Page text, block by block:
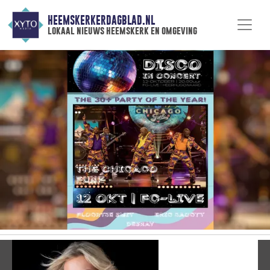
HEEMSKERKERDAGBLAD.NL
lokaal nieuws heemskerk en omgeving